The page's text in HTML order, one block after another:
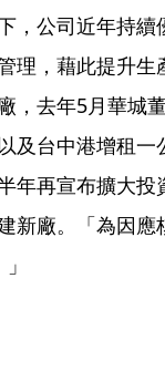
，公司近年持續
理，藉此提升生
，去年5月華城
及台中港增租
年再宣布擴大投
新廠。「為因應